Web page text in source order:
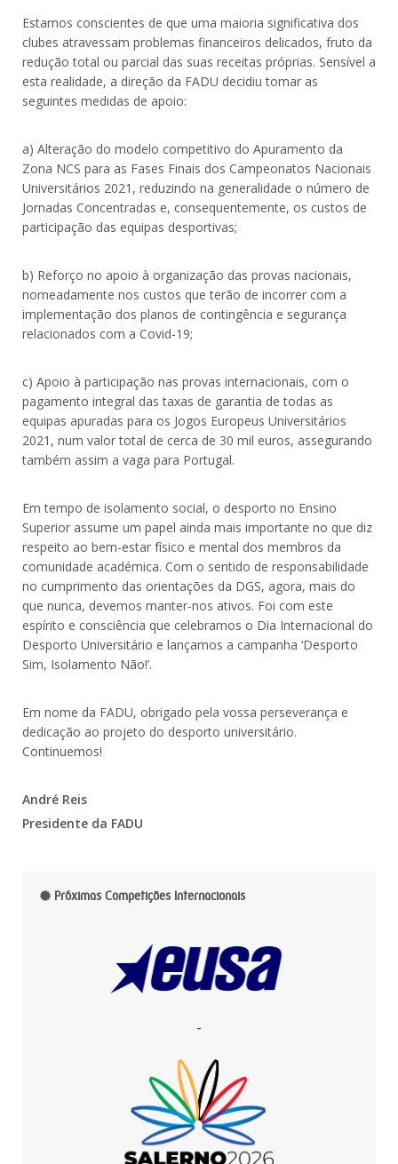
Estamos conscientes de que uma maioria significativa dos
clubes atravessam problemas financeiros delicados, fruto da
redução total ou parcial das suas receitas próprias. Sensível a
esta realidade, a direção da FADU decidiu tomar as
seguintes medidas de apoio:
a) Alteração do modelo competitivo do Apuramento da
Zona NCS para as Fases Finais dos Campeonatos Nacionais
Universitários 2021, reduzindo na generalidade o número de
Jornadas Concentradas e, consequentemente, os custos de
participação das equipas desportivas;
b) Reforço no apoio à organização das provas nacionais,
nomeadamente nos custos que terão de incorrer com a
implementação dos planos de contingência e segurança
relacionados com a Covid-19;
c) Apoio à participação nas provas internacionais, com o
pagamento integral das taxas de garantia de todas as
equipas apuradas para os Jogos Europeus Universitários
2021, num valor total de cerca de 30 mil euros, assegurando
também assim a vaga para Portugal.
Em tempo de isolamento social, o desporto no Ensino
Superior assume um papel ainda mais importante no que diz
respeito ao bem-estar físico e mental dos membros da
comunidade académica. Com o sentido de responsabilidade
no cumprimento das orientações da DGS, agora, mais do
que nunca, devemos manter-nos ativos. Foi com este
espírito e consciência que celebramos o Dia Internacional do
Desporto Universitário e lançamos a campanha ‘Desporto
Sim, Isolamento Não!’.
Em nome da FADU, obrigado pela vossa perseverança e
dedicação ao projeto do desporto universitário.
Continuemos!
André Reis
Presidente da FADU
Próximas Competições Internacionais
-